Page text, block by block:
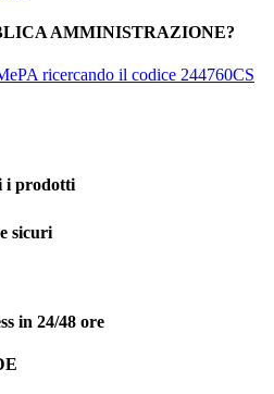
AMMINISTRAZIONE?
ricercando il codice 244760CS
i prodotti
sicuri
in 24/48 ore